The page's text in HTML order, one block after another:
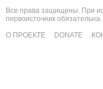
Все права защищены. При
первоисточник
О ПРОЕКТЕ
DONATE